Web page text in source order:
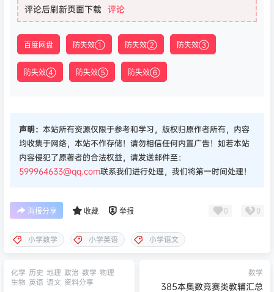
评论后刷新页面下载 评论
百度网盘 防失效① 防失效② 防失效③
防失效④ 防失效⑤ 防失效⑥
声明： 本站所有资源仅限于参考和学习，版权归原作者所有，内容
均收集于网络，本站不作存储！请勿相信任何内置广告！如若本站
内容侵犯了原著者的合法权益，请发送邮件至：
599964633@qq.com联系我们进行处理，我们将第一时间处理！
海报分享 收藏 举报 0 0
小学数学 小学英语 小学语文
化学 历史 地理 政治 数学 物理
生物 英语 语文 资料分享
数学
385本奥数竞赛类教辅汇总